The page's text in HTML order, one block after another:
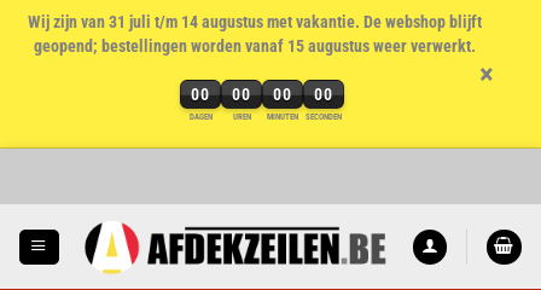
Wij zijn van 31 juli t/m 14 augustus met vakantie. De webshop blijft
geopend; bestellingen worden vanaf 15 augustus weer verwerkt.
00
DAGEN
00
UREN
00
MINUTEN
00
SECONDEN
×